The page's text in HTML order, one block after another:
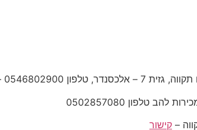
להב טלפון 0502857080
– קישור